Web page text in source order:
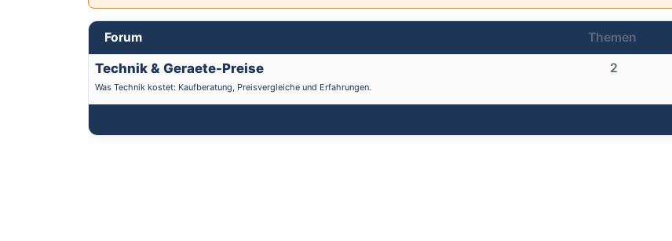
Forum Themen
Technik & Geraete-Preise
Was Technik kostet: Kaufberatung, Preisvergleiche und Erfahrungen.
2